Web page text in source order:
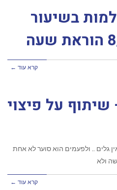
בשיעור
קרא עוד ←
2020 – שיתוף על פיצוי
שקט ואין גלים .. ולפעמים הוא סוער לא אחת
ולא
קרא עוד ←